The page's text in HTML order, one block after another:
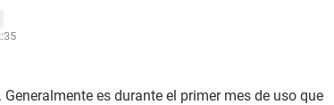
es durante el primer mes de uso que